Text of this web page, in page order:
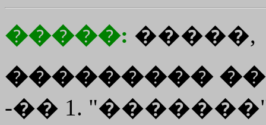
�����: �����,
���������
-�� 1.